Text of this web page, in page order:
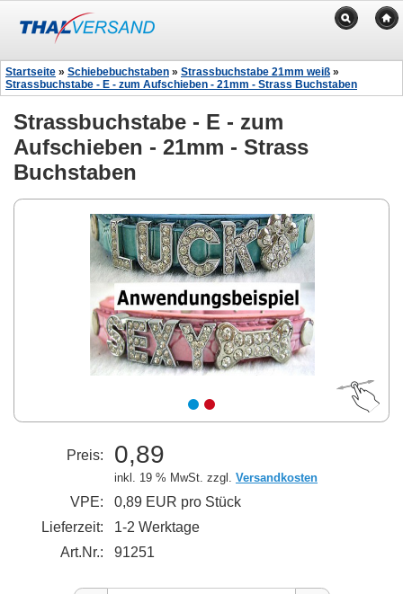
Startseite » Schiebebuchstaben » Strassbuchstabe 21mm weiß »
Strassbuchstabe - E - zum Aufschieben - 21mm - Strass Buchstaben
Strassbuchstabe - E - zum
Aufschieben - 21mm - Strass
Buchstaben
Preis: 0,89
inkl. 19 % MwSt. zzgl. Versandkosten
VPE:
0,89 EUR pro Stück
Lieferzeit:
1-2 Werktage
Art.Nr.:
91251